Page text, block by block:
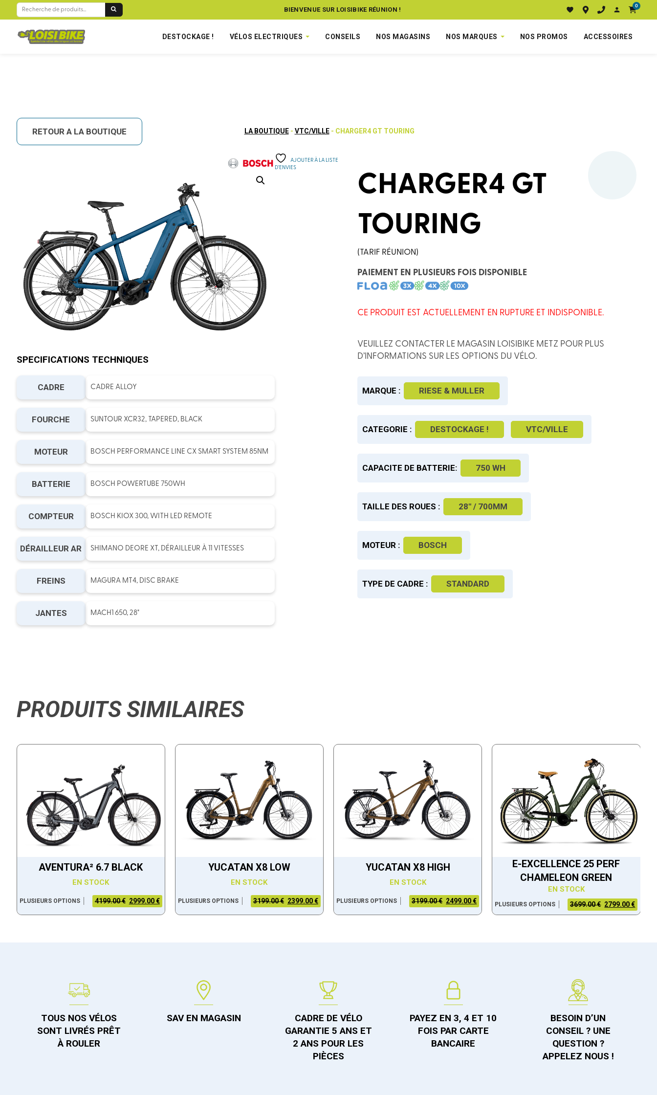
RECHERCHE
BIENVENUE SUR LOISIBIKE RÉUNION ! BIENVENUE SUR LOISIBIKE RÉUNION ! 0
DESTOCKAGE ! VÉLOS ELECTRIQUES CONSEILS NOS MAGASINS NOS MARQUES NOS PROMOS ACCESSOIRES
LA BOUTIQUE - VTC/VILLE - CHARGER4 GT TOURING
RETOUR A LA BOUTIQUE
SPECIFICATIONS TECHNIQUES
CADRE CADRE ALLOY
FOURCHE SUNTOUR XCR32, TAPERED, BLACK
MOTEUR BOSCH PERFORMANCE LINE CX SMART SYSTEM 85NM
BATTERIE BOSCH POWERTUBE 750WH
COMPTEUR BOSCH KIOX 300, WITH LED REMOTE
DÉRAILLEUR AR SHIMANO DEORE XT, DÉRAILLEUR À 11 VITESSES
FREINS MAGURA MT4, DISC BRAKE
JANTES MACH1 650, 28"
AJOUTER À LA LISTE
D’ENVIES
CHARGER4 GT
TOURING
(TARIF RÉUNION)
PAIEMENT EN PLUSIEURS FOIS DISPONIBLE
CE PRODUIT EST ACTUELLEMENT EN RUPTURE ET INDISPONIBLE.
VEUILLEZ CONTACTER LE MAGASIN LOISIBIKE METZ POUR PLUS
D’INFORMATIONS SUR LES OPTIONS DU VÉLO.
MARQUE : RIESE & MULLER
CATEGORIE : DESTOCKAGE ! VTC/VILLE
CAPACITE DE BATTERIE: 750 WH
TAILLE DES ROUES : 28" / 700MM
MOTEUR : BOSCH
TYPE DE CADRE : STANDARD
PRODUITS SIMILAIRES
AVENTURA² 6.7 BLACK
EN STOCK
PLUSIEURS OPTIONS 4199.00 € 2999.00 €
YUCATAN X8 LOW
EN STOCK
PLUSIEURS OPTIONS 3199.00 € 2399.00 €
YUCATAN X8 HIGH
EN STOCK
PLUSIEURS OPTIONS 3199.00 € 2499.00 €
E-EXCELLENCE 25 PERF
CHAMELEON GREEN
EN STOCK
PLUSIEURS OPTIONS 3699.00 € 2799.00 €
TOUS NOS VÉLOS
SONT LIVRÉS PRÊT
À ROULER
SAV EN MAGASIN
CADRE DE VÉLO
GARANTIE 5 ANS ET
2 ANS POUR LES
PIÈCES
PAYEZ EN 3, 4 ET 10
FOIS PAR CARTE
BANCAIRE
BESOIN D’UN
CONSEIL ? UNE
QUESTION ?
APPELEZ NOUS !